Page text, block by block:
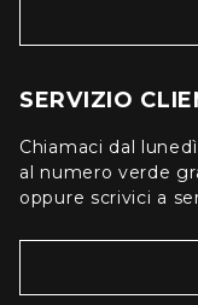
SERVIZIO
Chiamaci dal
al numero verde
oppure scrivici a